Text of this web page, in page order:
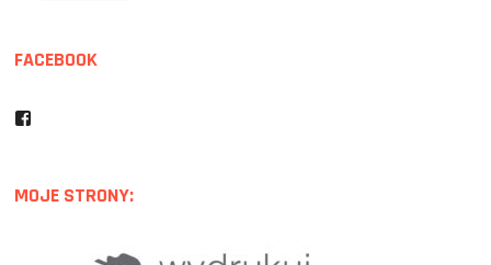
FACEBOOK
MOJE STRONY: